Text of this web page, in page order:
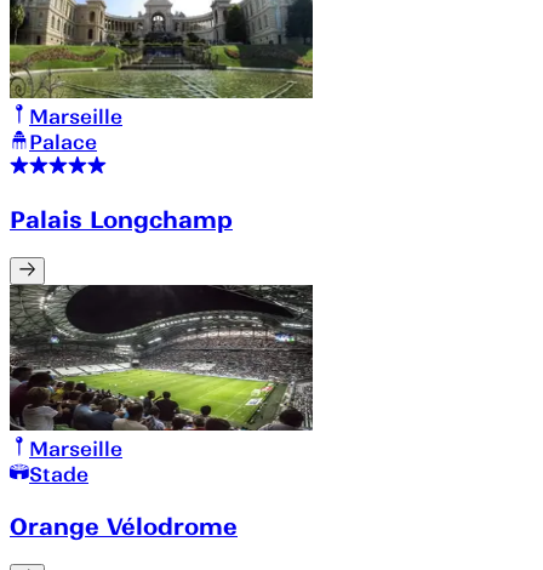
Marseille
Palace
Palais Longchamp
Marseille
Stade
Orange Vélodrome